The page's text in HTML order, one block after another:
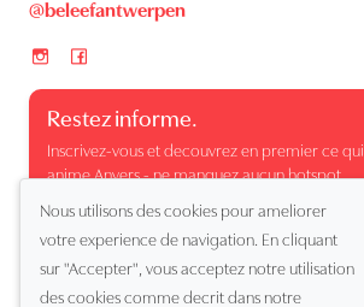
@beleefantwerpen
Restez informe.
Inscrivez-vous et decouvrez en premier ce qui
anime Anvers - ne manquez aucun hotspot,
evenement ou moment surprenant.
Nous utilisons des cookies pour ameliorer
votre experience de navigation. En cliquant
sur "Accepter", vous acceptez notre utilisation
des cookies comme decrit dans notre